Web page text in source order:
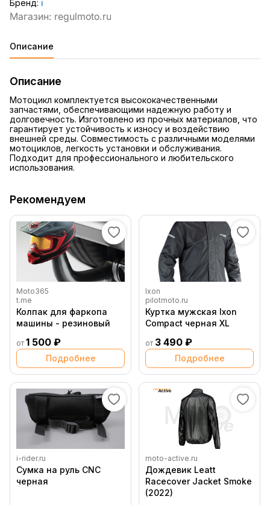
Бренд: ℹ️
Описание
Описание
Мотоцикл комплектуется высококачественными
запчастями, обеспечивающими надежную работу и
долговечность. Изготовлено из прочных материалов, что
гарантирует устойчивость к износу и воздействию
внешней среды. Совместимость с различными моделями
мотоциклов, легкость установки и обслуживания.
Подходит для профессионального и любительского
использования.
Рекомендуем
Moto365
t.me
Колпак для фаркопа
машины - резиновый
от 1 500 ₽
Подробнее
Ixon
pilotmoto.ru
Куртка мужская Ixon
Compact черная XL
от 3 490 ₽
Подробнее
i-rider.ru
Сумка на руль CNC
черная
moto-active.ru
Дождевик Leatt
Racecover Jacket Smoke
(2022)